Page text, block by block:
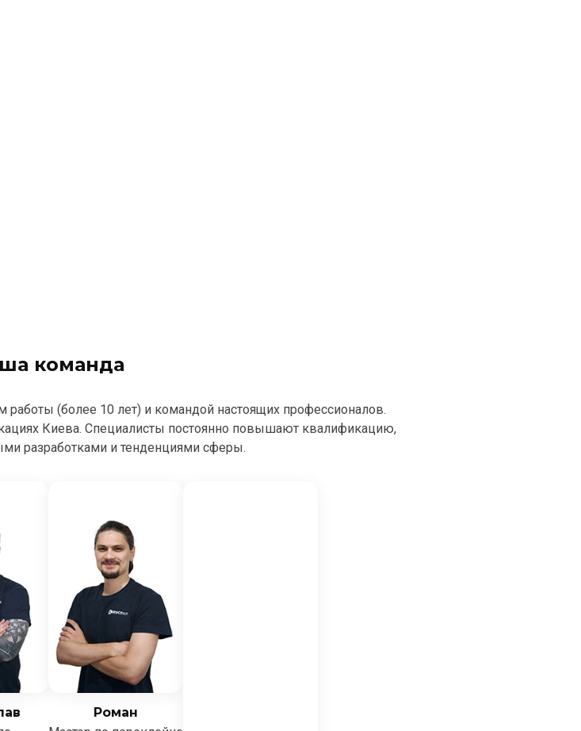
команда
работы (более 10 лет) и командой настоящих профессионалов.
Киева. Специалисты постоянно повышают квалификацию,
разработками и тенденциями сферы.
Роман